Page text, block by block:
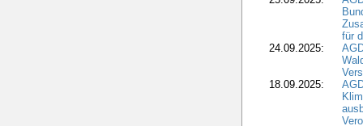
für
24.09.2025:
18.09.2025: